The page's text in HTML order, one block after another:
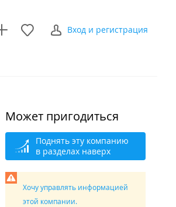
Вход и регистрация
Может пригодиться
Поднять эту компанию
в разделах наверх
Хочу управлять информацией
этой компании.